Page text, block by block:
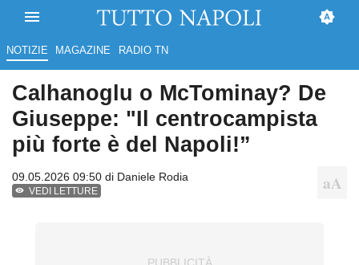
NOTIZIE MAGAZINE RADIO TN
Calhanoglu o McTominay? De
Giuseppe: "Il centrocampista
più forte è del Napoli!”
09.05.2026 09:50 di Daniele Rodia
VEDI LETTURE